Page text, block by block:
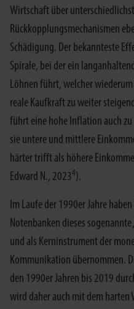
Wirtschaft über
Rückkopplungsmechanismen
Schädigung. Der bekannteste
Spirale, bei der ein
Löhnen führt, welcher
reale Kaufkraft zu weiter
führt eine hohe Inflation auch
sie untere und mittlere
härter trifft als höhere
Edward N., 20234).
Im Laufe der 1990er Jahre
Notenbanken dieses
und als Kerninstrument der
Kommunikation übernommen.
den 1990er Jahren bis 2019
wird daher auch mit dem harten